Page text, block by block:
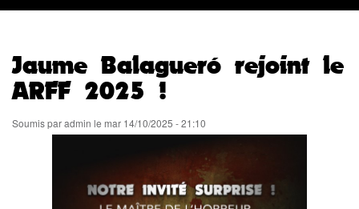
Jaume Balagueró rejoint le
ARFF 2025 !
Soumis paradmin le mar 14/10/2025 - 21:10